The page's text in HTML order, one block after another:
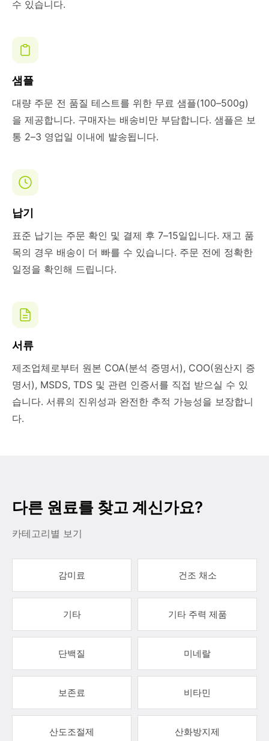
수 있습니다.
샘플
대량 주문 전 품질 테스트를 위한 무료 샘플(100–500g)
을 제공합니다. 구매자는 배송비만 부담합니다. 샘플은 보
통 2–3 영업일 이내에 발송됩니다.
납기
표준 납기는 주문 확인 및 결제 후 7–15일입니다. 재고 품
목의 경우 배송이 더 빠를 수 있습니다. 주문 전에 정확한
일정을 확인해 드립니다.
서류
제조업체로부터 원본 COA(분석 증명서), COO(원산지 증
명서), MSDS, TDS 및 관련 인증서를 직접 받으실 수 있
습니다. 서류의 진위성과 완전한 추적 가능성을 보장합니
다.
다른 원료를 찾고 계신가요?
카테고리별 보기
감미료 건조 채소
기타 기타 주력 제품
단백질 미네랄
보존료 비타민
산도조절제 산화방지제